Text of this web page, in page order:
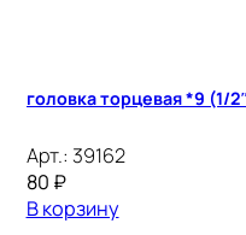
головка торцевая *9 (1/
Арт.: 39162
80 ₽
В корзину